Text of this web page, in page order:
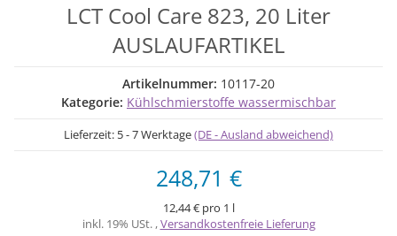
LCT Cool Care 823, 20 Liter
AUSLAUFARTIKEL
Artikelnummer: 10117-20
Kategorie: Kühlschmierstoffe wassermischbar
Lieferzeit: 5 - 7 Werktage(DE - Ausland abweichend)
248,71 €
12,44 € pro 1 l
inkl. 19% USt. ,Versandkostenfreie Lieferung